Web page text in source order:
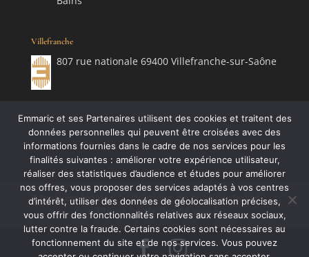
Villefranche
807 rue nationale 69400 Villefranche-sur-Saône
Mentions légales
Politique de confidentialité
Conditions générales de vente
Emmaric et ses Partenaires utilisent des cookies et traitent des
données personnelles qui peuvent être croisées avec des
informations fournies dans le cadre de nos services pour les
finalités suivantes : améliorer votre expérience utilisateur,
réaliser des statistiques d’audience et études pour améliorer
nos offres, vous proposer des services adaptés à vos centres
d’intérêt, utiliser des données de géolocalisation précises,
vous offrir des fonctionnalités relatives aux réseaux sociaux,
lutter contre la fraude. Certains cookies sont nécessaires au
fonctionnement du site et de nos services. Vous pouvez